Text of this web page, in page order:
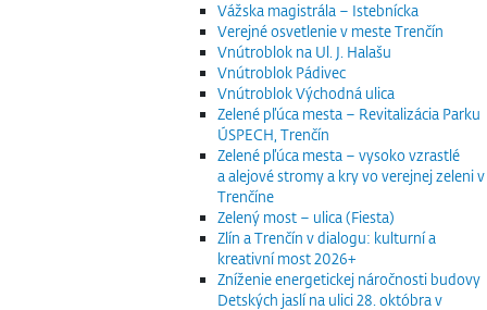
Vážska magistrála – Istebnícka
Verejné osvetlenie v meste Trenčín
Vnútroblok na Ul. J. Halašu
Vnútroblok Pádivec
Vnútroblok Východná ulica
Zelené pľúca mesta – Revitalizácia Parku
ÚSPECH, Trenčín
Zelené pľúca mesta – vysoko vzrastlé
a alejové stromy a kry vo verejnej zeleni v
Trenčíne
Zelený most – ulica (Fiesta)
Zlín a Trenčín v dialogu: kulturní a
kreativní most 2026+
Zníženie energetickej náročnosti budovy
Detských jaslí na ulici 28. októbra v